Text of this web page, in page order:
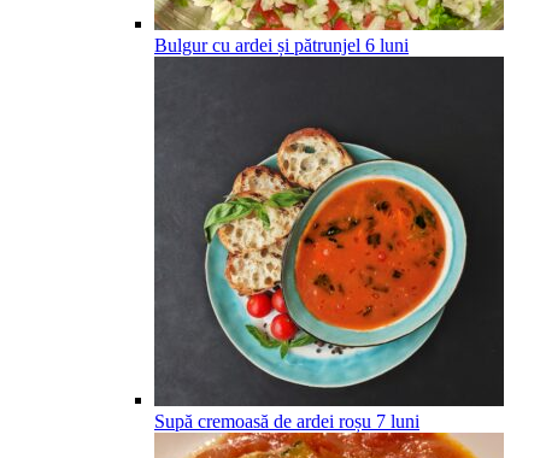
Bulgur cu ardei și pătrunjel 6 luni
Supă cremoasă de ardei roșu 7 luni